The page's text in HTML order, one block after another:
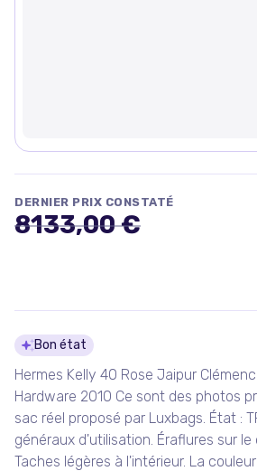
DERNIER PRIX CONSTATÉ
8133,00 €
Détails du
Bon état
Hermes Kelly 40 Rose Jaipur
Hardware 2010 Ce sont des photos
sac réel proposé par Luxbags. État :
généraux d'utilisation. Éraflures sur le
Taches légères à l'intérieur. La